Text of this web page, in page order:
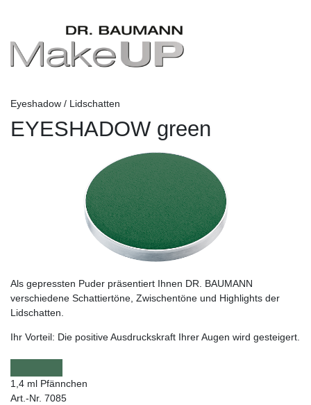
Eyeshadow / Lidschatten
EYESHADOW green
Als gepressten Puder präsentiert Ihnen DR. BAUMANN
verschiedene Schattiertöne, Zwischentöne und Highlights der
Lidschatten.
Ihr Vorteil: Die positive Ausdruckskraft Ihrer Augen wird gesteigert.
1,4 ml Pfännchen
Art.-Nr. 7085